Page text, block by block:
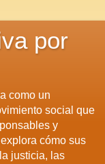
por
como un
social que
y
cómo sus
justicia, las